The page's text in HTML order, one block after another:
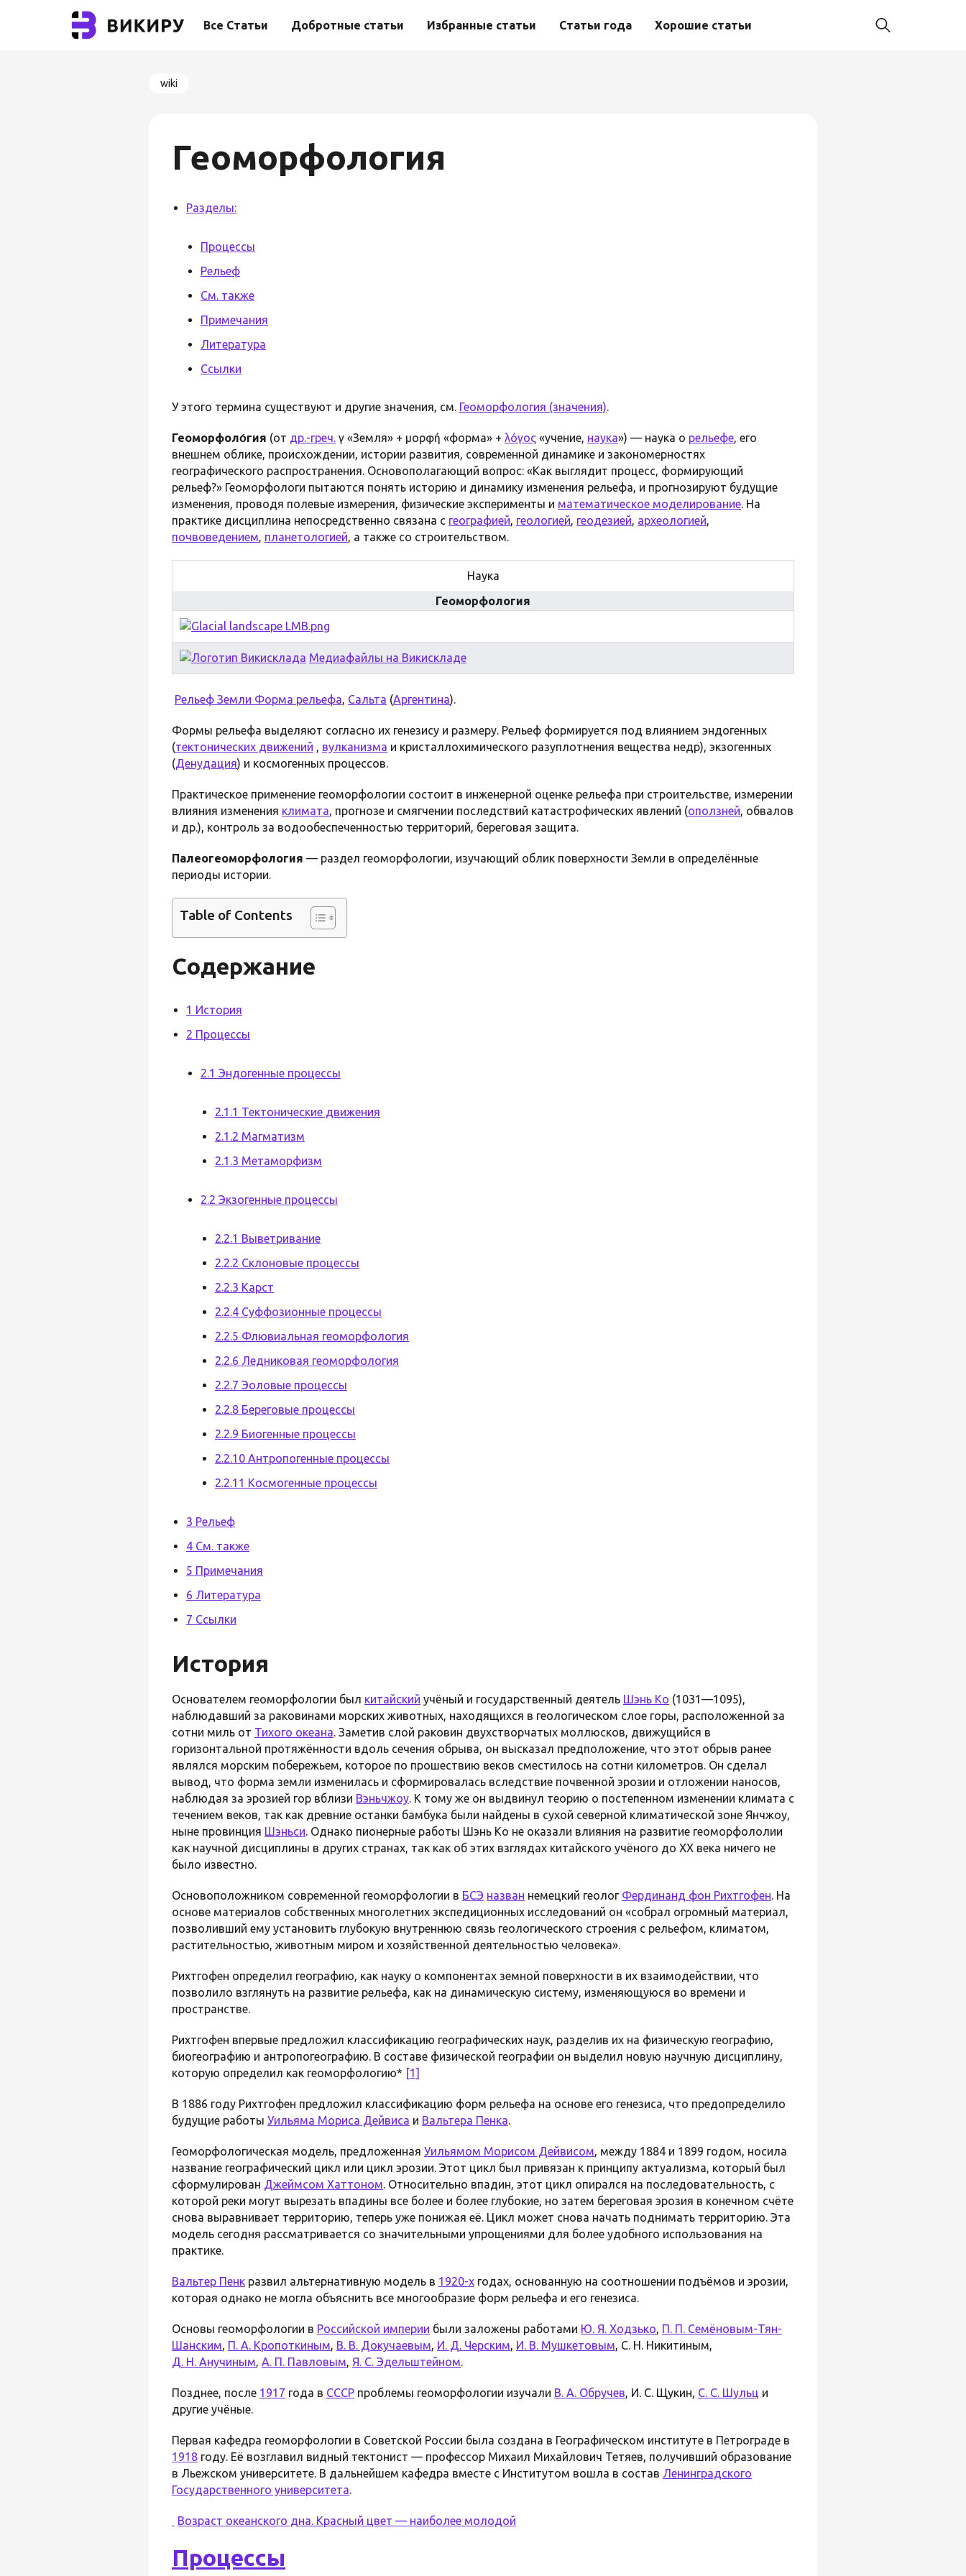
Все Статьи Добротные статьи Избранные статьи Статьи года Хорошие статьи
wiki
Геоморфология
Разделы:
Процессы
Рельеф
См. также
Примечания
Литература
Ссылки
У этого термина существуют и другие значения, см. Геоморфология (значения).
Геоморфоло́гия (от др.-греч. γῆ «Земля» + μορφή «форма» + λόγος «учение, наука») — наука о рельефе, его
внешнем облике, происхождении, истории развития, современной динамике и закономерностях
географического распространения. Основополагающий вопрос: «Как выглядит процесс, формирующий
рельеф?» Геоморфологи пытаются понять историю и динамику изменения рельефа, и прогнозируют будущие
изменения, проводя полевые измерения, физические эксперименты и математическое моделирование. На
практике дисциплина непосредственно связана с географией, геологией, геодезией, археологией,
почвоведением, планетологией, а также со строительством.
Наука
Геоморфология
Медиафайлы на Викискладе
Рельеф Земли Форма рельефа, Сальта (Аргентина).
Формы рельефа выделяют согласно их генезису и размеру. Рельеф формируется под влиянием эндогенных
(тектонических движений , вулканизма и кристаллохимического разуплотнения вещества недр), экзогенных
(Денудация) и космогенных процессов.
Практическое применение геоморфологии состоит в инженерной оценке рельефа при строительстве, измерении
влияния изменения климата, прогнозе и смягчении последствий катастрофических явлений (оползней, обвалов
и др.), контроль за водообеспеченностью территорий, береговая защита.
Палеогеоморфология — раздел геоморфологии, изучающий облик поверхности Земли в определённые
периоды истории.
Table of Contents
Содержание
1 История
2 Процессы
2.1 Эндогенные процессы
2.1.1 Тектонические движения
2.1.2 Магматизм
2.1.3 Метаморфизм
2.2 Экзогенные процессы
2.2.1 Выветривание
2.2.2 Склоновые процессы
2.2.3 Карст
2.2.4 Суффозионные процессы
2.2.5 Флювиальная геоморфология
2.2.6 Ледниковая геоморфология
2.2.7 Эоловые процессы
2.2.8 Береговые процессы
2.2.9 Биогенные процессы
2.2.10 Антропогенные процессы
2.2.11 Космогенные процессы
3 Рельеф
4 См. также
5 Примечания
6 Литература
7 Ссылки
История
Основателем геоморфологии был китайский учёный и государственный деятель Шэнь Ко (1031—1095),
наблюдавший за раковинами морских животных, находящихся в геологическом слое горы, расположенной за
сотни миль от Тихого океана. Заметив слой раковин двухстворчатых моллюсков, движущийся в
горизонтальной протяжённости вдоль сечения обрыва, он высказал предположение, что этот обрыв ранее
являлся морским побережьем, которое по прошествию веков сместилось на сотни километров. Он сделал
вывод, что форма земли изменилась и сформировалась вследствие почвенной эрозии и отложении наносов,
наблюдая за эрозией гор вблизи Вэньчжоу. К тому же он выдвинул теорию о постепенном изменении климата с
течением веков, так как древние останки бамбука были найдены в сухой северной климатической зоне Янчжоу,
ныне провинция Шэньси. Однако пионерные работы Шэнь Ко не оказали влияния на развитие геоморфололии
как научной дисциплины в других странах, так как об этих взглядах китайского учёного до XX века ничего не
было известно.
Основоположником современной геоморфологии в БСЭ назван немецкий геолог Фердинанд фон Рихтгофен. На
основе материалов собственных многолетних экспедиционных исследований он «собрал огромный материал,
позволивший ему установить глубокую внутреннюю связь геологического строения с рельефом, климатом,
растительностью, животным миром и хозяйственной деятельностью человека».
Рихтгофен определил географию, как науку о компонентах земной поверхности в их взаимодействии, что
позволило взглянуть на развитие рельефа, как на динамическую систему, изменяющуюся во времени и
пространстве.
Рихтгофен впервые предложил классификацию географических наук, разделив их на физическую географию,
биогеографию и антропогеографию. В составе физической географии он выделил новую научную дисциплину,
которую определил как геоморфологию* [1]
В 1886 году Рихтгофен предложил классификацию форм рельефа на основе его генезиса, что предопределило
будущие работы Уильяма Мориса Дейвиса и Вальтера Пенка.
Геоморфологическая модель, предложенная Уильямом Морисом Дейвисом, между 1884 и 1899 годом, носила
название географический цикл или цикл эрозии. Этот цикл был привязан к принципу актуализма, который был
сформулирован Джеймсом Хаттоном. Относительно впадин, этот цикл опирался на последовательность, с
которой реки могут вырезать впадины все более и более глубокие, но затем береговая эрозия в конечном счёте
снова выравнивает территорию, теперь уже понижая её. Цикл может снова начать поднимать территорию. Эта
модель сегодня рассматривается со значительными упрощениями для более удобного использования на
практике.
Вальтер Пенк развил альтернативную модель в 1920-х годах, основанную на соотношении подъёмов и эрозии,
которая однако не могла объяснить все многообразие форм рельефа и его генезиса.
Основы геоморфологии в Российской империи были заложены работами Ю. Я. Ходзько, П. П. Семёновым-Тян-
Шанским, П. А. Кропоткиным, В. В. Докучаевым, И. Д. Черским, И. В. Мушкетовым, С. Н. Никитиным,
Д. Н. Анучиным, А. П. Павловым, Я. С. Эдельштейном.
Позднее, после 1917 года в СССР проблемы геоморфологии изучали В. А. Обручев, И. С. Щукин, С. С. Шульц и
другие учёные.
Первая кафедра геоморфологии в Советской России была создана в Географическом институте в Петрограде в
1918 году. Её возглавил видный тектонист — профессор Михаил Михайлович Тетяев, получивший образование
в Льежском университете. В дальнейшем кафедра вместе с Институтом вошла в состав Ленинградского
Государственного университета.
Возраст океанского дна. Красный цвет — наиболее молодой
Процессы